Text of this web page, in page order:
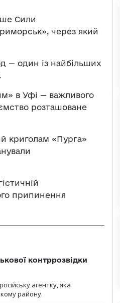
Сили
через який
— один із найбільших
в Уфі — важливого
розташоване
криголам «Пурга»
припинення
контррозвідки
агентку, яка
району.